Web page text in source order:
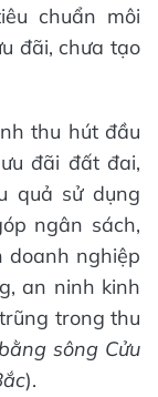
chuẩn môi
đãi, chưa tạo
thu hút đầu
đãi đất đai,
quả sử dụng
ngân sách,
doanh nghiệp
an ninh kinh
trong thu
sông Cửu
).